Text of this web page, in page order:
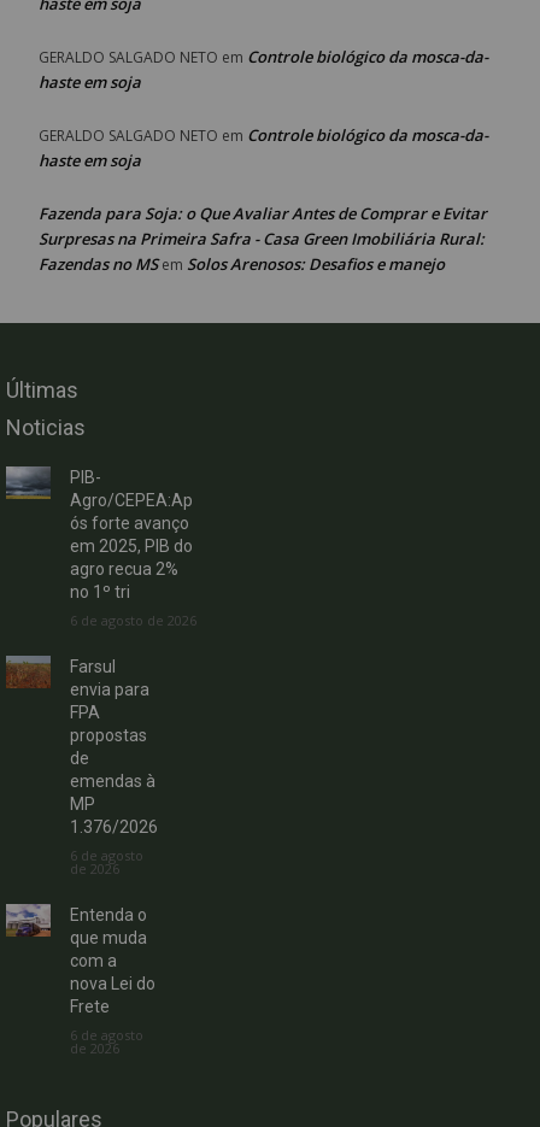
GERALDO SALGADO NETO em Controle biológico da mosca-da-
haste em soja
GERALDO SALGADO NETO em Controle biológico da mosca-da-
haste em soja
Fazenda para Soja: o Que Avaliar Antes de Comprar e Evitar
Surpresas na Primeira Safra - Casa Green Imobiliária Rural:
Fazendas no MSem Solos Arenosos: Desafios e manejo
Últimas
Noticias
PIB-
Agro/CEPEA:Ap
ós forte avanço
em 2025, PIB do
agro recua 2%
no 1º tri
6 de agosto de 2026
Farsul
envia para
FPA
propostas
de
emendas à
MP
1.376/2026
6 de agosto
de 2026
Entenda o
que muda
com a
nova Lei do
Frete
6 de agosto
de 2026
Populares